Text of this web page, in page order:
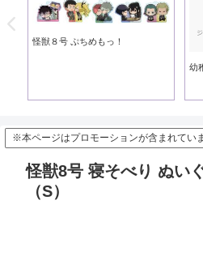
怪獣８号 ぷちめもっ！
幼
※本ページはプロモーションが含まれてい
怪獣8号 寝そべり ぬい
（S）